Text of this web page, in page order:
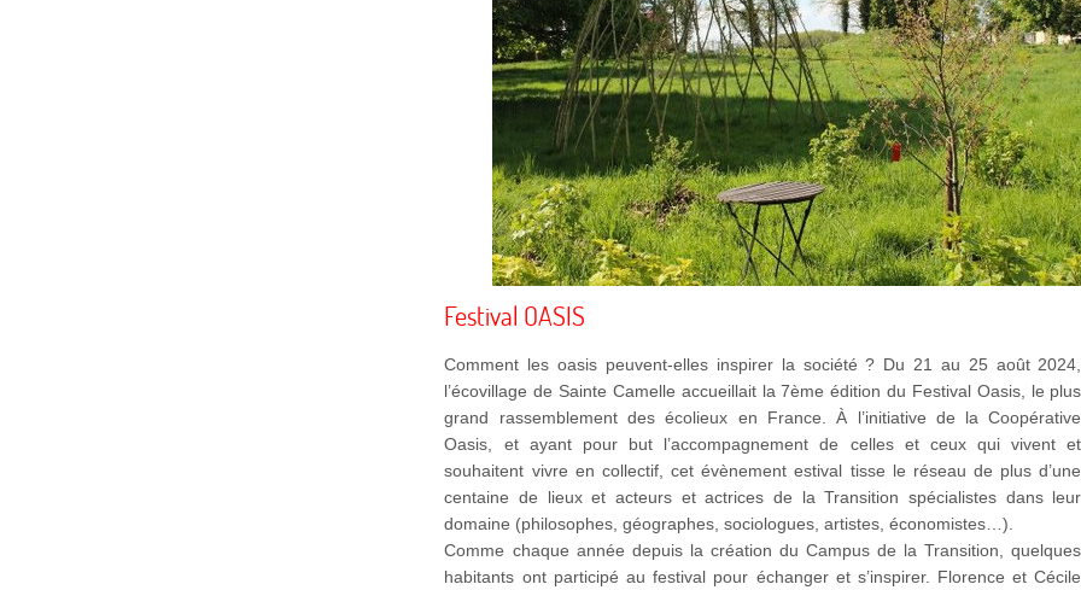
Festival OASIS
Comment les oasis peuvent-elles inspirer la société ? Du 21 au 25 août 2024,
l’écovillage de Sainte Camelle accueillait la 7ème édition du Festival Oasis, le plus
grand rassemblement des écolieux en France. À l’initiative de la Coopérative
Oasis, et ayant pour but l’accompagnement de celles et ceux qui vivent et
souhaitent vivre en collectif, cet évènement estival tisse le réseau de plus d’une
centaine de lieux et acteurs et actrices de la Transition spécialistes dans leur
domaine (philosophes, géographes, sociologues, artistes, économistes…).
Comme chaque année depuis la création du Campus de la Transition, quelques
habitants ont participé au festival pour échanger et s’inspirer. Florence et Cécile